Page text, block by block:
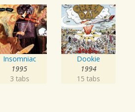
Insomniac
1995
3 tabs
Dookie
1994
15 tabs